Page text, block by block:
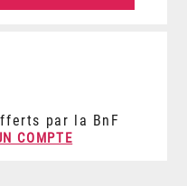
par la BnF
COMPTE